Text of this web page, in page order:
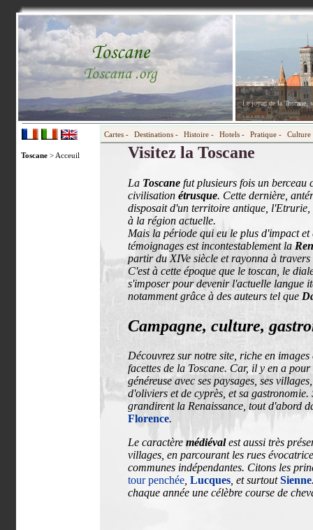
Le joyau de la Toscane,
Toscane> Acceuil
Cartes - Destinations - Histoire - Hotels - Pratique - Culture
Visitez la Toscane
La Toscanefut plusieurs fois un berceau
civilisation étrusque. Cette dernière,
disposait d'un territoire antique,
à la région actuelle.
Mais la période qui eu le plus d'impact et
témoignages est incontestablement la
partir du XIVe siècle et rayonna à
C'est à cette époque que le toscan, le
s'imposer pour devenir l'actuelle langue
notamment grâce à des auteurs tel que
Campagne, culture,
Découvrez sur notre site, riche en
facettes de la Toscane. Car, il y en a
généreuse avec ses paysages, ses
d'oliviers et de cyprès, et sa gastronomie.
grandirent la Renaissance, tout d'abord
Florence.
Le caractère médiévalest aussi très
villages, en parcourant les rues
communes indépendantes. Citons les
tour penchée, Lucques, et surtoutSienne
chaque année une célèbre course de